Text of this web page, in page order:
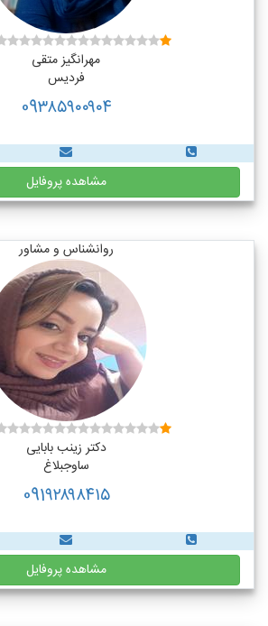
مهرانگیز متقی
فردیس
09۳۸۵۹۰۰۹۰۴
مشاهده پروفایل
روانشناس و مشاور
دکتر زینب بابایی
ساوجبلاغ
091۹۲۸۹۸۴۱۵
مشاهده پروفایل